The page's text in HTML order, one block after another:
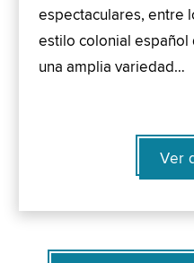
espectaculares, entre
estilo colonial español
una amplia variedad…
Ver